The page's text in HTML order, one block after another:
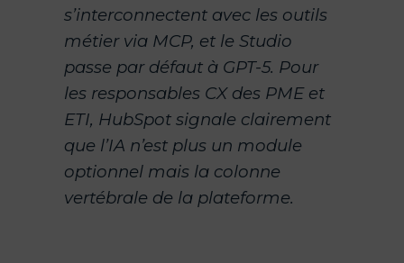
s’interconnectent avec les outils
métier via MCP, et le Studio
passe par défaut à GPT-5. Pour
les responsables CX des PME et
ETI, HubSpot signale clairement
que l’IA n’est plus un module
optionnel mais la colonne
vertébrale de la plateforme.